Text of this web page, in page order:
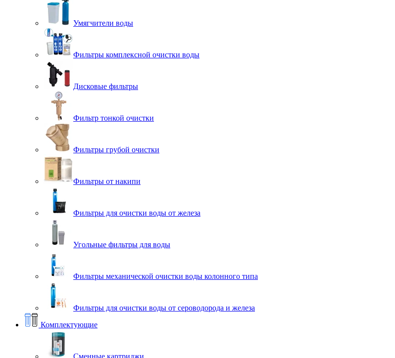
Умягчители воды
Фильтры комплексной очистки воды
Дисковые фильтры
Фильтр тонкой очистки
Фильтры грубой очистки
Фильтры от накипи
Фильтры для очистки воды от железа
Угольные фильтры для воды
Фильтры механической очистки воды колонного типа
Фильтры для очистки воды от сероводорода и железа
Комплектующие
Сменные картриджи